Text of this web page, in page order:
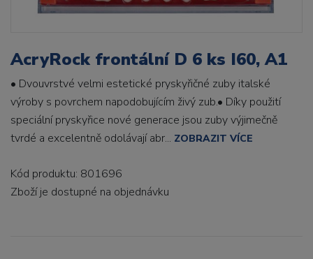
AcryRock frontální D 6 ks I60, A1
• Dvouvrstvé velmi estetické pryskyřičné zuby italské
výroby s povrchem napodobujícím živý zub.• Díky použití
speciální pryskyřice nové generace jsou zuby výjimečně
tvrdé a excelentně odolávají abr... ZOBRAZIT VÍCE
Kód produktu: 801696
Zboží je dostupné na objednávku